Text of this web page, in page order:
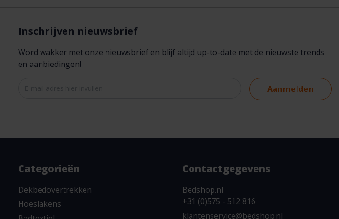
Inschrijven nieuwsbrief
Word wakker met onze nieuwsbrief en blijf altijd up-to-date met de nieuwste trends
en aanbiedingen!
Aanmelden
Categorieën
Dekbedovertrekken
Hoeslakens
Contactgegevens
Bedshop.nl
+31 (0)575 - 512 816
klantenservice@bedshop.nl